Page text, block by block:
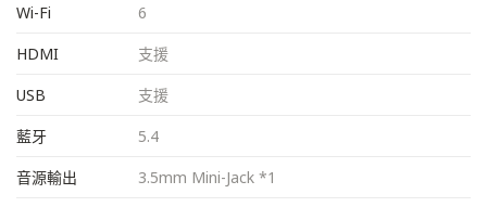
Wi-Fi
6
HDMI
支援
USB
支援
藍牙
5.4
音源輸出
3.5mm Mini-Jack *1